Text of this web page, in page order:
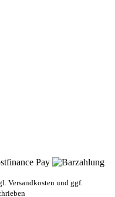
Versandkosten und ggf.